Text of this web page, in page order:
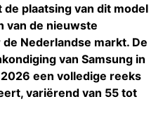
plaatsing van dit model
van de nieuwste
Nederlandse markt. De
van Samsung in
een volledige reeks
variërend van 55 tot